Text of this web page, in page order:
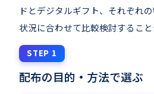
ドとデジタルギフト、それぞれ
状況に合わせて比較検討すること
STEP 1
配布の目的・方法で選ぶ